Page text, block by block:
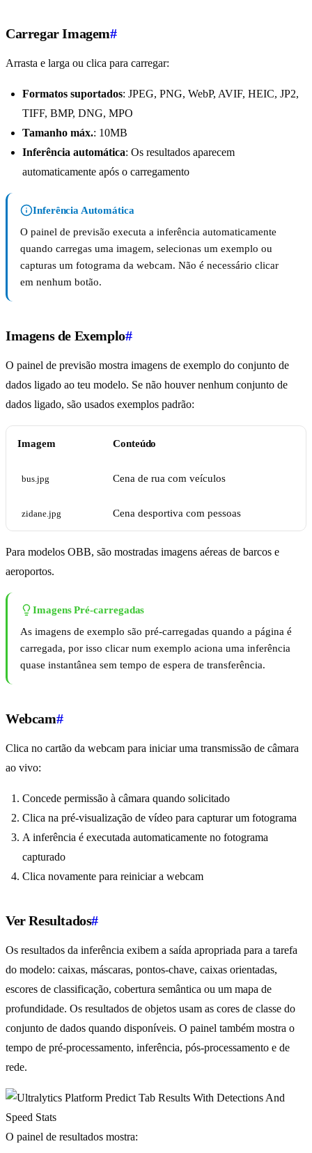
Carregar Imagem#
Arrasta e larga ou clica para carregar:
Formatos suportados: JPEG, PNG, WebP, AVIF, HEIC, JP2,
TIFF, BMP, DNG, MPO
Tamanho máx.: 10MB
Inferência automática: Os resultados aparecem
automaticamente após o carregamento
Inferência Automática
O painel de previsão executa a inferência automaticamente
quando carregas uma imagem, selecionas um exemplo ou
capturas um fotograma da webcam. Não é necessário clicar
em nenhum botão.
Imagens de Exemplo#
O painel de previsão mostra imagens de exemplo do conjunto de
dados ligado ao teu modelo. Se não houver nenhum conjunto de
dados ligado, são usados exemplos padrão:
Imagem Conteúdo
bus.jpg Cena de rua com veículos
zidane.jpg Cena desportiva com pessoas
Para modelos OBB, são mostradas imagens aéreas de barcos e
aeroportos.
Imagens Pré-carregadas
As imagens de exemplo são pré-carregadas quando a página é
carregada, por isso clicar num exemplo aciona uma inferência
quase instantânea sem tempo de espera de transferência.
Webcam#
Clica no cartão da webcam para iniciar uma transmissão de câmara
ao vivo:
Concede permissão à câmara quando solicitado
Clica na pré-visualização de vídeo para capturar um fotograma
A inferência é executada automaticamente no fotograma
capturado
Clica novamente para reiniciar a webcam
Ver Resultados#
Os resultados da inferência exibem a saída apropriada para a tarefa
do modelo: caixas, máscaras, pontos-chave, caixas orientadas,
escores de classificação, cobertura semântica ou um mapa de
profundidade. Os resultados de objetos usam as cores de classe do
conjunto de dados quando disponíveis. O painel também mostra o
tempo de pré-processamento, inferência, pós-processamento e de
rede.
O painel de resultados mostra: